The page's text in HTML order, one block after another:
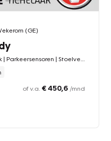
(GE)
of v.a. € 450,6 /mnd